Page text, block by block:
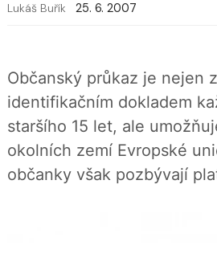
Lukáš Buřík 25. 6. 2007
Občanský průkaz je nejen
identifikačním dokladem
staršího 15 let, ale
okolních zemí Evropské
občanky však pozbývají